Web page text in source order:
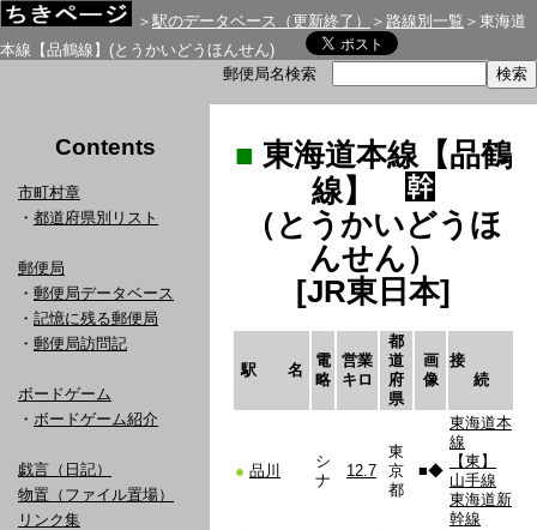
＞ 駅のデータベース（更新終了） ＞ 路線別一覧 ＞東海道
本線【品鶴線】(とうかいどうほんせん)
郵便局名検索
Contents
市町村章
・ 都道府県別リスト
郵便局
・ 郵便局データベース
・ 記憶に残る郵便局
・ 郵便局訪問記
ボードゲーム
・ ボードゲーム紹介
戯言（日記）
物置（ファイル置場）
リンク集
■ 東海道本線【品鶴
線】
（とうかいどうほ
んせん）
[JR東日本]
駅 名
電
略
営業
キロ
都
道
府
県
画
像
接
続
● 品川
シ
ナ
12.7
東
京
都
■◆
東海道本
線
【東】
山手線
東海道新
幹線